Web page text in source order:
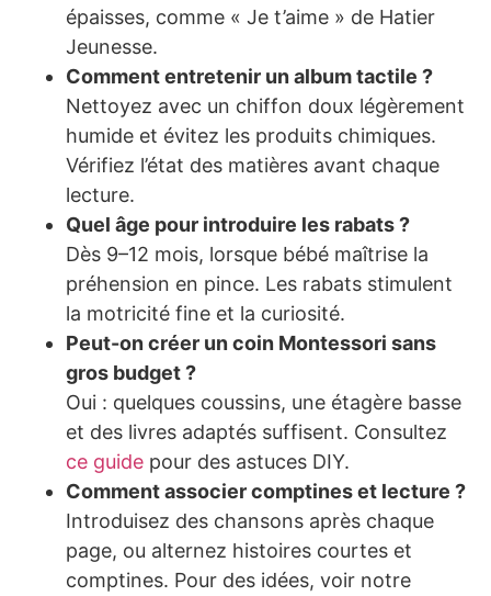
épaisses, comme « Je t’aime » de Hatier
Jeunesse.
Comment entretenir un album tactile ?
Nettoyez avec un chiffon doux légèrement
humide et évitez les produits chimiques.
Vérifiez l’état des matières avant chaque
lecture.
Quel âge pour introduire les rabats ?
Dès 9–12 mois, lorsque bébé maîtrise la
préhension en pince. Les rabats stimulent
la motricité fine et la curiosité.
Peut-on créer un coin Montessori sans
gros budget ?
Oui : quelques coussins, une étagère basse
et des livres adaptés suffisent. Consultez
ce guide pour des astuces DIY.
Comment associer comptines et lecture ?
Introduisez des chansons après chaque
page, ou alternez histoires courtes et
comptines. Pour des idées, voir notre